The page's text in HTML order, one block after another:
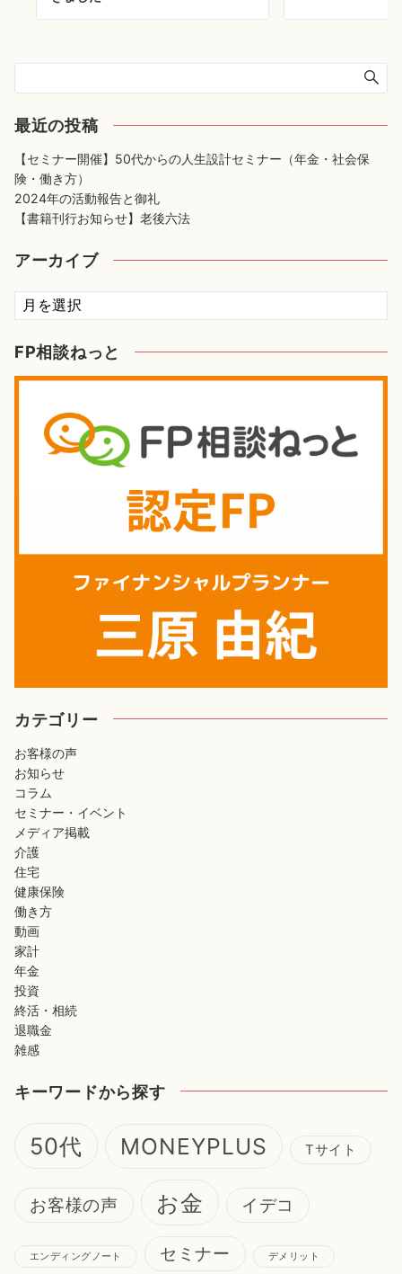
最近の投稿
【セミナー開催】50代からの人生設計セミナー（年金・社会保
険・働き方）
2024年の活動報告と御礼
【書籍刊行お知らせ】老後六法
アーカイブ
ア
ー
イ
FP相談ねっと
カテゴリー
お客様の声
お知らせ
コラム
セミナー・イベント
メディア掲載
介護
住宅
健康保険
働き方
動画
家計
年金
投資
終活・相続
退職金
雑感
キーワードから探す
50代 MONEYPLUS Tサイト
お客様の声 お金 イデコ
エンディングノート セミナー デメリット